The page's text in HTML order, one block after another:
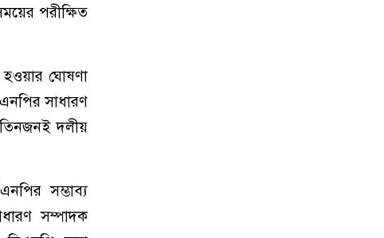
পরীক্ষিত
হওয়ার ঘোষণা
সাধারণ
তিনজনই দলীয়
সম্ভাব্য
সম্পাদক